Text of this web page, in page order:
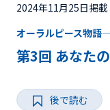
2024年11月25日掲載
オーラルピース物語
第3回 あなた
後で読む